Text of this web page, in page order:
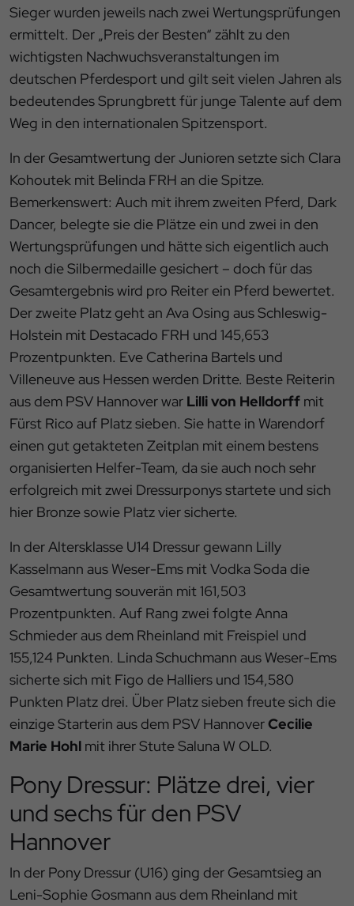
Sieger wurden jeweils nach zwei Wertungsprüfungen
ermittelt. Der „Preis der Besten“ zählt zu den
wichtigsten Nachwuchsveranstaltungen im
deutschen Pferdesport und gilt seit vielen Jahren als
bedeutendes Sprungbrett für junge Talente auf dem
Weg in den internationalen Spitzensport.
In der Gesamtwertung der Junioren setzte sich Clara
Kohoutek mit Belinda FRH an die Spitze.
Bemerkenswert: Auch mit ihrem zweiten Pferd, Dark
Dancer, belegte sie die Plätze ein und zwei in den
Wertungsprüfungen und hätte sich eigentlich auch
noch die Silbermedaille gesichert – doch für das
Gesamtergebnis wird pro Reiter ein Pferd bewertet.
Der zweite Platz geht an Ava Osing aus Schleswig-
Holstein mit Destacado FRH und 145,653
Prozentpunkten. Eve Catherina Bartels und
Villeneuve aus Hessen werden Dritte. Beste Reiterin
aus dem PSV Hannover war Lilli von Helldorff mit
Fürst Rico auf Platz sieben. Sie hatte in Warendorf
einen gut getakteten Zeitplan mit einem bestens
organisierten Helfer-Team, da sie auch noch sehr
erfolgreich mit zwei Dressurponys startete und sich
hier Bronze sowie Platz vier sicherte.
In der Altersklasse U14 Dressur gewann Lilly
Kasselmann aus Weser-Ems mit Vodka Soda die
Gesamtwertung souverän mit 161,503
Prozentpunkten. Auf Rang zwei folgte Anna
Schmieder aus dem Rheinland mit Freispiel und
155,124 Punkten. Linda Schuchmann aus Weser-Ems
sicherte sich mit Figo de Halliers und 154,580
Punkten Platz drei. Über Platz sieben freute sich die
einzige Starterin aus dem PSV HannoverCecilie
Marie Hohl mit ihrer Stute Saluna W OLD.
Pony Dressur: Plätze drei, vier
und sechs für den PSV
Hannover
In der Pony Dressur (U16) ging der Gesamtsieg an
Leni-Sophie Gosmann aus dem Rheinland mit